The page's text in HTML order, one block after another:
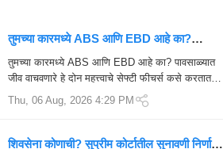
तुमच्या कारमध्ये ABS आणि EBD आहे का?
पावसाळ्यात जीव वाचवणारे सेफ्टी फीचर्स जाणून घ्या
तुमच्या कारमध्ये ABS आणि EBD आहे का? पावसाळ्यात
जीव वाचवणारे हे दोन महत्त्वाचे सेफ्टी फीचर्स कसे करतात
काम? पावसाळ्यात सुरक्षित ड्रायव्हिंगसाठी ABS आणि EBD
का आहेत अत्यावश्यक? पा...
Thu, 06 Aug, 2026 4:29 PM
शिवसेना कोणाची? सुप्रीम कोर्टातील सुनावणी निर्णायक